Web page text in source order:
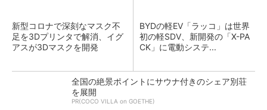
新型コロナで深刻なマスク不
足を3Dプリンタで解消、イグ
アスが3Dマスクを開発
BYDの軽EV「ラッコ」は世界
初の軽SDV、新開発の「X-PA
CK」に電動システ...
全国の絶景ポイントにサウナ付きのシェア別荘
を展開
PR(COCO VILLA on GOETHE)